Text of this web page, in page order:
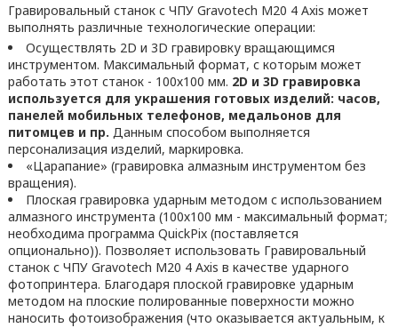
Гравировальный станок с ЧПУ Gravotech M20 4 Axis может
выполнять различные технологические операции:
Осуществлять 2D и 3D гравировку вращающимся
инструментом. Максимальный формат, с которым может
работать этот станок - 100х100 мм. 2D и 3D гравировка
используется для украшения готовых изделий: часов,
панелей мобильных телефонов, медальонов для
питомцев и пр. Данным способом выполняется
персонализация изделий, маркировка.
«Царапание» (гравировка алмазным инструментом без
вращения).
Плоская гравировка ударным методом с использованием
алмазного инструмента (100х100 мм - максимальный формат;
необходима программа QuickPix (поставляется
опционально)). Позволяет использовать Гравировальный
станок с ЧПУ Gravotech M20 4 Axis в качестве ударного
фотопринтера. Благодаря плоской гравировке ударным
методом на плоские полированные поверхности можно
наносить фотоизображения (что оказывается актуальным, к